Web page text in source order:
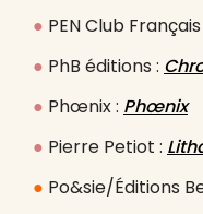
● PEN Club Français
● PhB éditions :
● Phœnix : Phœnix
● Pierre Petiot :
● Po&sie/Éditions